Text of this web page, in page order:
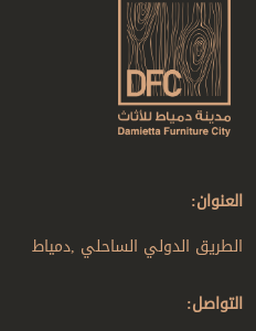
العنوان:
الطريق الدولي الساحلي ,دمياط
التواصل: